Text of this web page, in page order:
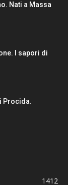
Nati a Massa
I sapori di
Procida.
1412